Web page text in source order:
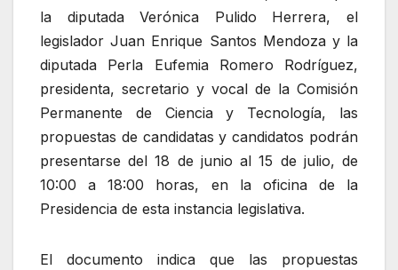
la diputada Verónica Pulido Herrera, el
legislador Juan Enrique Santos Mendoza y la
diputada Perla Eufemia Romero Rodríguez,
presidenta, secretario y vocal de la Comisión
Permanente de Ciencia y Tecnología, las
propuestas de candidatas y candidatos podrán
presentarse del 18 de junio al 15 de julio, de
10:00 a 18:00 horas, en la oficina de la
Presidencia de esta instancia legislativa.
El documento indica que las propuestas